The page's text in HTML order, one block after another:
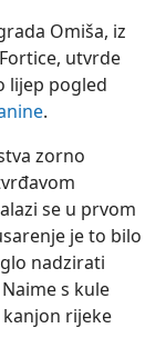
Omiša, iz
utvrde
lijep pogled
.
zorno
se u prvom
je to bilo
nadzirati
s kule
rijeke